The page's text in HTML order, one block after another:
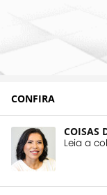
CONFIRA
COISAS
Leia a